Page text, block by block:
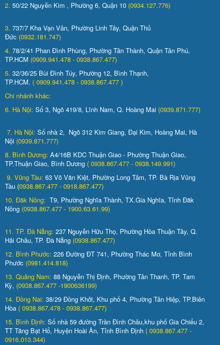
2. 50/22 Nguyễn Kim , Phường 6, Quận 10 (0934.127.776)
3. 737/7 Kha Vạn Vân, Phường Linh Tây, Quận Thủ
Đức (0932.181.747)
4. 78/2/41 Phan Đình Phùng, Phường Tân Thành, Quận Tân Phú,
TP.HCM (0909.941.478 - 0938.867.477)
5. 32/36/25 Bùi Đình Túy, Phường 12, Bình Thạnh,
TP.HCM. ( 0909.941.478 - 0938.867.477 )
Chi nhánh khác:
6. Hà Nội: Số 3, Ngõ 419/8, Lĩnh Nam, Q. Hoàng Mai (0939.871.777)
7. Hà Nội: Số nhà 2, Ngõ 312 Kim Giang, Đại Kim, Hoàng Mai, Hà
Nội (0939.871.777)
8. Bình Dương: A4/16B KDC Thuận Giao - Phường Thuận Giao,
TP.Thuận Giao, Bình Dương ( 0938.867.477 - 0938.149.991)
9. Vũng Tàu: 63 Võ Văn Kiệt, Phường Long Tâm, TP. Bà Rịa Vũng
Tàu (0938.867.477 - 0918.867.477)
10. Đăk Nông: T9, Phường Nghĩa Thành, TX.Gia Nghĩa, Tỉnh Đăk
Nông (0938.867.477 - 1900.63.61.99)
11. TP. Đà Nẵng: 237 Nguyễn Hữu Thọ, Phường Hòa Thuận Tây, Q.
Hải Châu, TP. Đà Nẵng (0938.867.477)
12. Bình Phước: 226 Đường ĐT 741, Phường Thác Mơ, Tỉnh Bình
Phước (0981.414.818)
13. Quảng Nam: 88 Nguyễn Thị Định, Phường Tân Thanh, TP. Tam
Kỳ, (0938.867.477 -1900636199)
14. Đồng Nai: 38/29 Đồng Khởi, Khu phố 4, Phường Tân Hiệp, TP.Biên
Hòa ( 0938.867.478 - 0938.867.477)
15. Bình Định: Số nhà 59 đường Trần Đình Châu,khu phố Gia Chiểu 2,
TT Tăng Bạt Hổ, Huyện Hoài Ân, Tỉnh Bình Định ( 0938.867.477 -
0916.013.344)